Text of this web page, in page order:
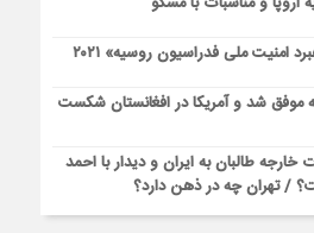
امنیت ملی فدراسیون روسیه» ۲۰۲۱
موفق شد و آمریکا در افغانستان شکست
طالبان به ایران و دیدار با احمد
/ تهران چه در ذهن دارد؟